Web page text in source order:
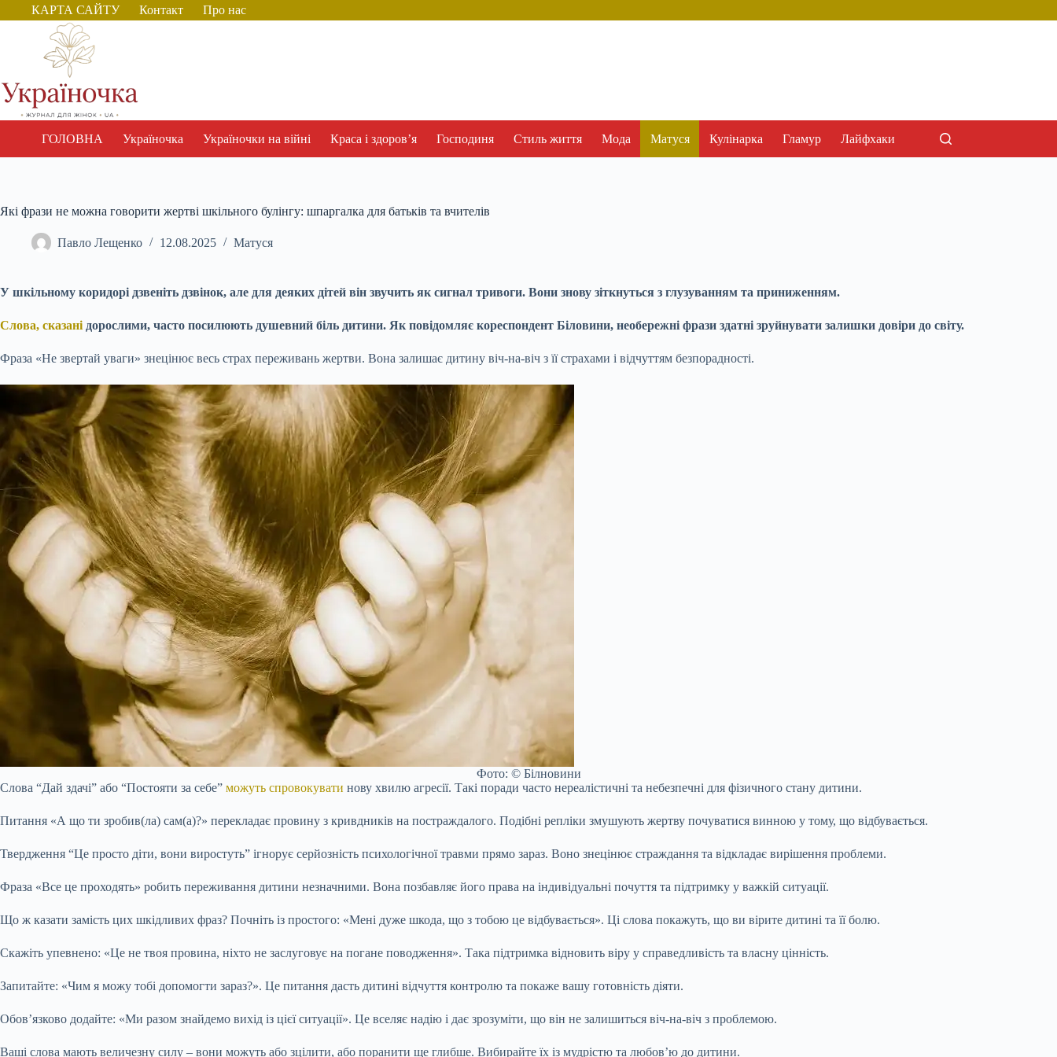
Перейти
до
КАРТА САЙТУ Контакт Про нас
ГОЛОВНА Україночка Україночки на війні Краса і здоров’я Господиня Стиль життя Мода Матуся Кулінарка Гламур Лайфхаки
Які фрази не можна говорити жертві шкільного булінгу: шпаргалка для батьків та вчителів
Павло Лещенко 12.08.2025 Матуся
У шкільному коридорі дзвеніть дзвінок, але для деяких дітей він звучить як сигнал тривоги. Вони знову зіткнуться з глузуванням та приниженням.
Слова, сказані дорослими, часто посилюють душевний біль дитини. Як повідомляє кореспондент Біловини, необережні фрази здатні зруйнувати залишки довіри до світу.
Фраза «Не звертай уваги» знецінює весь страх переживань жертви. Вона залишає дитину віч-на-віч з її страхами і відчуттям безпорадності.
Фото: © Білновини
Слова “Дай здачі” або “Постояти за себе” можуть спровокувати нову хвилю агресії. Такі поради часто нереалістичні та небезпечні для фізичного стану дитини.
Питання «А що ти зробив(ла) сам(а)?» перекладає провину з кривдників на постраждалого. Подібні репліки змушують жертву почуватися винною у тому, що відбувається.
Твердження “Це просто діти, вони виростуть” ігнорує серйозність психологічної травми прямо зараз. Воно знецінює страждання та відкладає вирішення проблеми.
Фраза «Все це проходять» робить переживання дитини незначними. Вона позбавляє його права на індивідуальні почуття та підтримку у важкій ситуації.
Що ж казати замість цих шкідливих фраз? Почніть із простого: «Мені дуже шкода, що з тобою це відбувається». Ці слова покажуть, що ви вірите дитині та її болю.
Скажіть упевнено: «Це не твоя провина, ніхто не заслуговує на погане поводження». Така підтримка відновить віру у справедливість та власну цінність.
Запитайте: «Чим я можу тобі допомогти зараз?». Це питання дасть дитині відчуття контролю та покаже вашу готовність діяти.
Обов’язково додайте: «Ми разом знайдемо вихід із цієї ситуації». Це вселяє надію і дає зрозуміти, що він не залишиться віч-на-віч з проблемою.
Ваші слова мають величезну силу – вони можуть або зцілити, або поранити ще глибше. Вибирайте їх із мудрістю та любов’ю до дитини.